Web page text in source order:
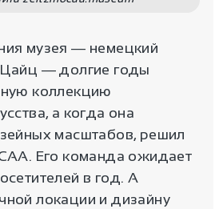
музея ― немецкий
― долгие годы
коллекцию
а когда она
масштабов, решил
Его команда ожидает
в год. А
локации и дизайну